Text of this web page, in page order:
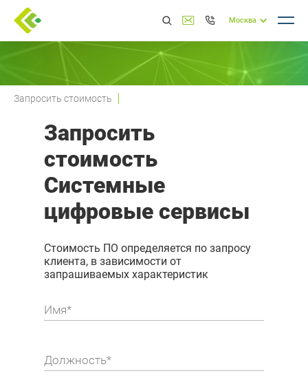
Москва
Запросить стоимость
Запросить
стоимость
Системные
цифровые сервисы
Стоимость ПО определяется по запросу
клиента, в зависимости от
запрашиваемых характеристик
Имя*
Должность*